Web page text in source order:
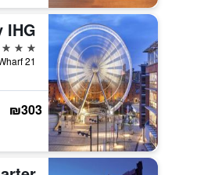
4 כוכבים
₪303